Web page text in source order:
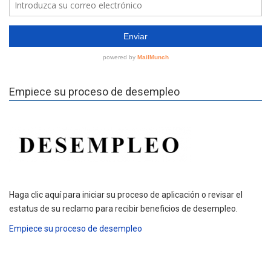
Empiece su proceso de desempleo
Haga clic aquí para iniciar su proceso de aplicación o revisar el
estatus de su reclamo para recibir beneficios de desempleo.
Empiece su proceso de desempleo